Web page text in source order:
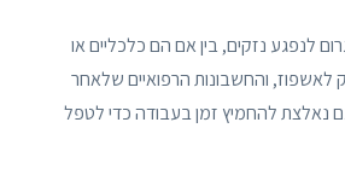
לנפגע נזקים, בין אם הם כלכליים או
לאשפוז, והחשבונות הרפואיים שלאחר
גם נאלצת להחמיץ זמן בעבודה כדי לטפל